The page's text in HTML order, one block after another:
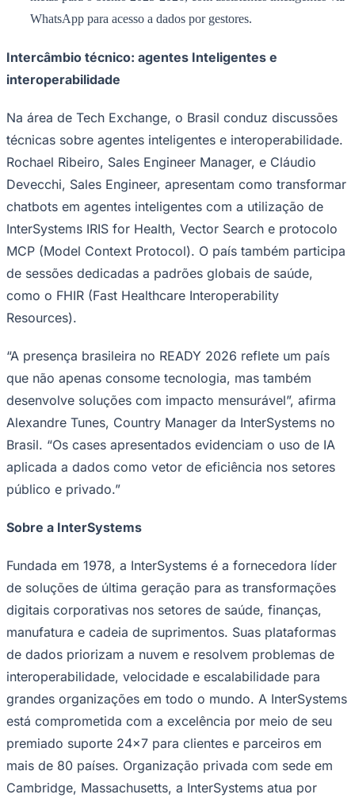
Corinthians
Palmeiras
WhatsApp para acesso a dados por gestores.
Intercâmbio técnico: agentes Inteligentes e
interoperabilidade
Na área de Tech Exchange, o Brasil conduz discussões
técnicas sobre agentes inteligentes e interoperabilidade.
Rochael Ribeiro, Sales Engineer Manager, e Cláudio
Devecchi, Sales Engineer, apresentam como transformar
chatbots em agentes inteligentes com a utilização de
InterSystems IRIS for Health, Vector Search e protocolo
MCP (Model Context Protocol). O país também participa
de sessões dedicadas a padrões globais de saúde,
como o FHIR (Fast Healthcare Interoperability
Resources).
“A presença brasileira no READY 2026 reflete um país
que não apenas consome tecnologia, mas também
desenvolve soluções com impacto mensurável”, afirma
Alexandre Tunes, Country Manager da InterSystems no
Brasil. “Os cases apresentados evidenciam o uso de IA
aplicada a dados como vetor de eficiência nos setores
público e privado.”
Sobre a InterSystems
Fundada em 1978, a InterSystems é a fornecedora líder
de soluções de última geração para as transformações
digitais corporativas nos setores de saúde, finanças,
manufatura e cadeia de suprimentos. Suas plataformas
de dados priorizam a nuvem e resolvem problemas de
interoperabilidade, velocidade e escalabilidade para
grandes organizações em todo o mundo. A InterSystems
está comprometida com a excelência por meio de seu
premiado suporte 24×7 para clientes e parceiros em
mais de 80 países. Organização privada com sede em
Cambridge, Massachusetts, a InterSystems atua por